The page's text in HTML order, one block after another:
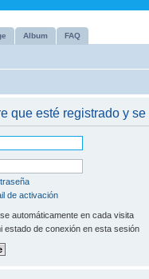
Album FAQ
que esté registrado y
de activación
automáticamente en cada visita
estado de conexión en esta sesión